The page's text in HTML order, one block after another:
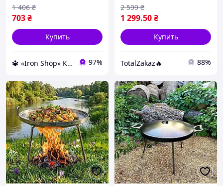
тушения
703₴
1 406 ₴
Купить
🔱 «Iron Shop» Компетентность! Качество товара! Быстрая отправка! ✅ 97%
для дома и
профессиональной кухни
1 299.50₴
2 599 ₴
Купить
TotalZakaz🔥 88%